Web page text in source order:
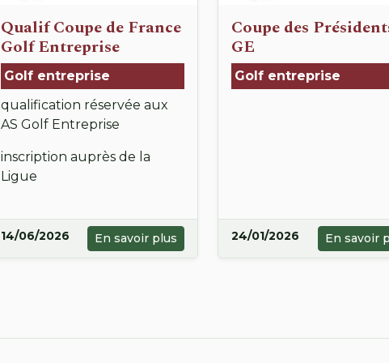
Qualif Coupe de France
Golf Entreprise
Golf entreprise
qualification réservée aux
AS Golf Entreprise
inscription auprès de la
Ligue
14/06/2026 En savoir plus
Coupe des
GE
Golf entreprise
24/01/2026 En savoir